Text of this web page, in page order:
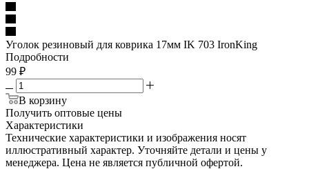
Уголок резиновый для коврика 17мм IK 703 IronKing
Подробности
99 ₽
В корзину
Получить оптовые цены
Характеристики
Технические характеристики и изображения носят
иллюстративный характер. Уточняйте детали и цены у
менеджера. Цена не является публичной офертой.